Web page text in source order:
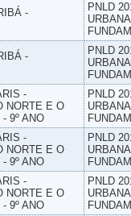
-
PNLD
-
PNLD
-
NORTE E O
9º ANO
PNLD
-
NORTE E O
9º ANO
PNLD
-
NORTE E O
9º ANO
PNLD